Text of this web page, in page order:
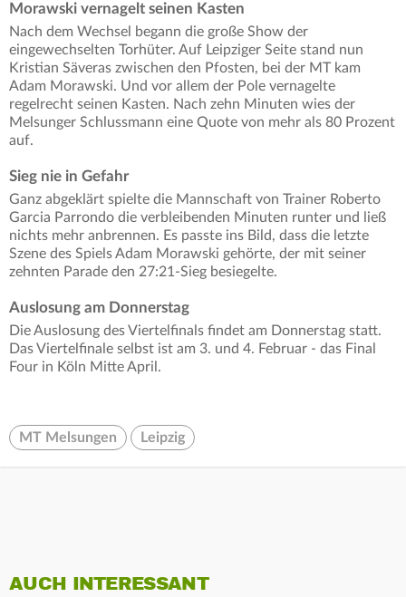
Morawski vernagelt seinen Kasten
Nach dem Wechsel begann die große Show der
eingewechselten Torhüter. Auf Leipziger Seite stand nun
Kristian Säveras zwischen den Pfosten, bei der MT kam
Adam Morawski. Und vor allem der Pole vernagelte
regelrecht seinen Kasten. Nach zehn Minuten wies der
Melsunger Schlussmann eine Quote von mehr als 80 Prozent
auf.
Sieg nie in Gefahr
Ganz abgeklärt spielte die Mannschaft von Trainer Roberto
Garcia Parrondo die verbleibenden Minuten runter und ließ
nichts mehr anbrennen. Es passte ins Bild, dass die letzte
Szene des Spiels Adam Morawski gehörte, der mit seiner
zehnten Parade den 27:21-Sieg besiegelte.
Auslosung am Donnerstag
Die Auslosung des Viertelfinals findet am Donnerstag statt.
Das Viertelfinale selbst ist am 3. und 4. Februar - das Final
Four in Köln Mitte April.
MT Melsungen Leipzig
AUCH INTERESSANT